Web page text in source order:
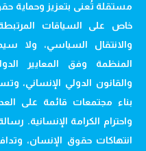
مستقلة تُعنى بتعزيز وحماية
خاص على السياقات المرتبطة
والانتقال السياسي، ولا
المنظمة وفق المعايير
والقانون الدولي الإنساني،
بناء مجتمعات قائمة على
واحترام الكرامة الإنسانية.
انتهاكات حقوق الإنسان،